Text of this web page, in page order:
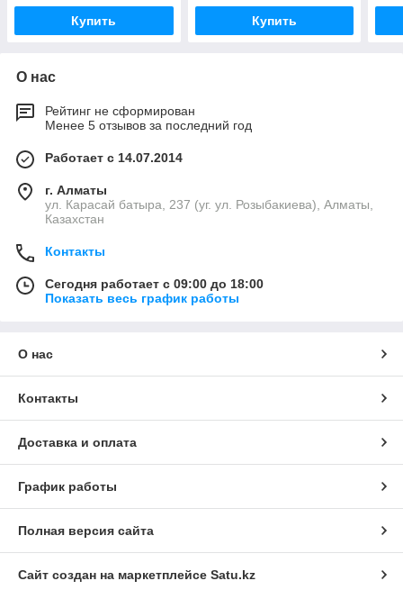
Купить Купить
О нас
Рейтинг не сформирован
Менее 5 отзывов за последний год
Работает с 14.07.2014
г. Алматы
ул. Карасай батыра, 237 (уг. ул. Розыбакиева), Алматы,
Казахстан
Контакты
Сегодня работает с 09:00 до 18:00
Показать весь график работы
О нас
Контакты
Доставка и оплата
График работы
Полная версия сайта
Сайт создан на маркетплейсе Satu.kz